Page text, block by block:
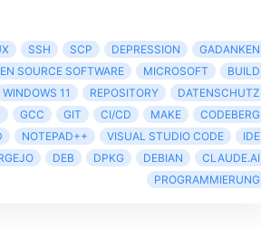
SSH SCP DEPRESSION
GADANKEN
SOURCE SOFTWARE MICROSOFT
BUILD
WINDOWS 11 REPOSITORY
DATENSCHUTZ
GCC GIT CI/CD MAKE
CODEBERG
NOTEPAD++ VISUAL STUDIO CODE
IDE
DEB DPKG DEBIAN
CLAUDE.AI
PROGRAMMIERUNG